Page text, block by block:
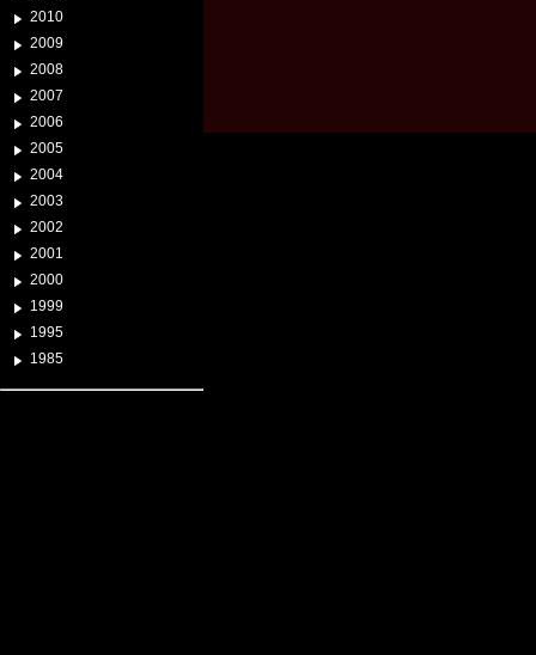
2010
2009
2008
2007
2006
2005
2004
2003
2002
2001
2000
1999
1995
1985